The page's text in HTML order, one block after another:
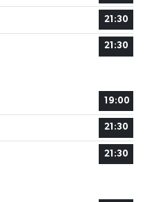
21:30
21:30
19:00
21:30
21:30